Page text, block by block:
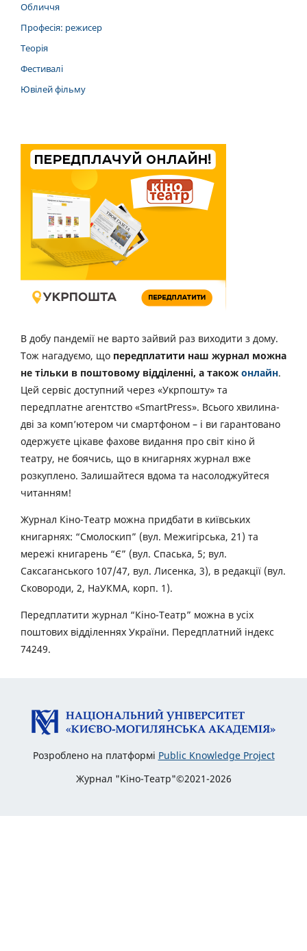
Обличчя
Професія: режисер
Теорія
Фестивалі
Ювілей фільму
В добу пандемії не варто зайвий раз виходити з дому.
Тож нагадуємо, що передплатити наш журнал можна
не тільки в поштовому відділенні, а також онлайн.
Цей сервіс доступний через «Укрпошту» та
передплатне агентство «SmartPress». Всього хвилина-
дві за комп’ютером чи смартфоном – і ви гарантовано
одержуєте цікаве фахове видання про світ кіно й
театру, не боячись, що в книгарнях журнал вже
розкуплено. Залишайтеся вдома та насолоджуйтеся
читанням!
Журнал Кіно-Театр можна придбати в київських
книгарнях: “Смолоскип” (вул. Межигірська, 21) та
мережі книгарень “Є” (вул. Спаська, 5; вул.
Саксаганського 107/47, вул. Лисенка, 3), в редакції (вул.
Сковороди, 2, НаУКМА, корп. 1).
Передплатити журнал “Кіно-Театр” можна в усіх
поштових відділеннях України. Передплатний індекс
74249.
Розроблено на платформі Public Knowledge Project
Журнал "Кіно-Театр"©2021-2026